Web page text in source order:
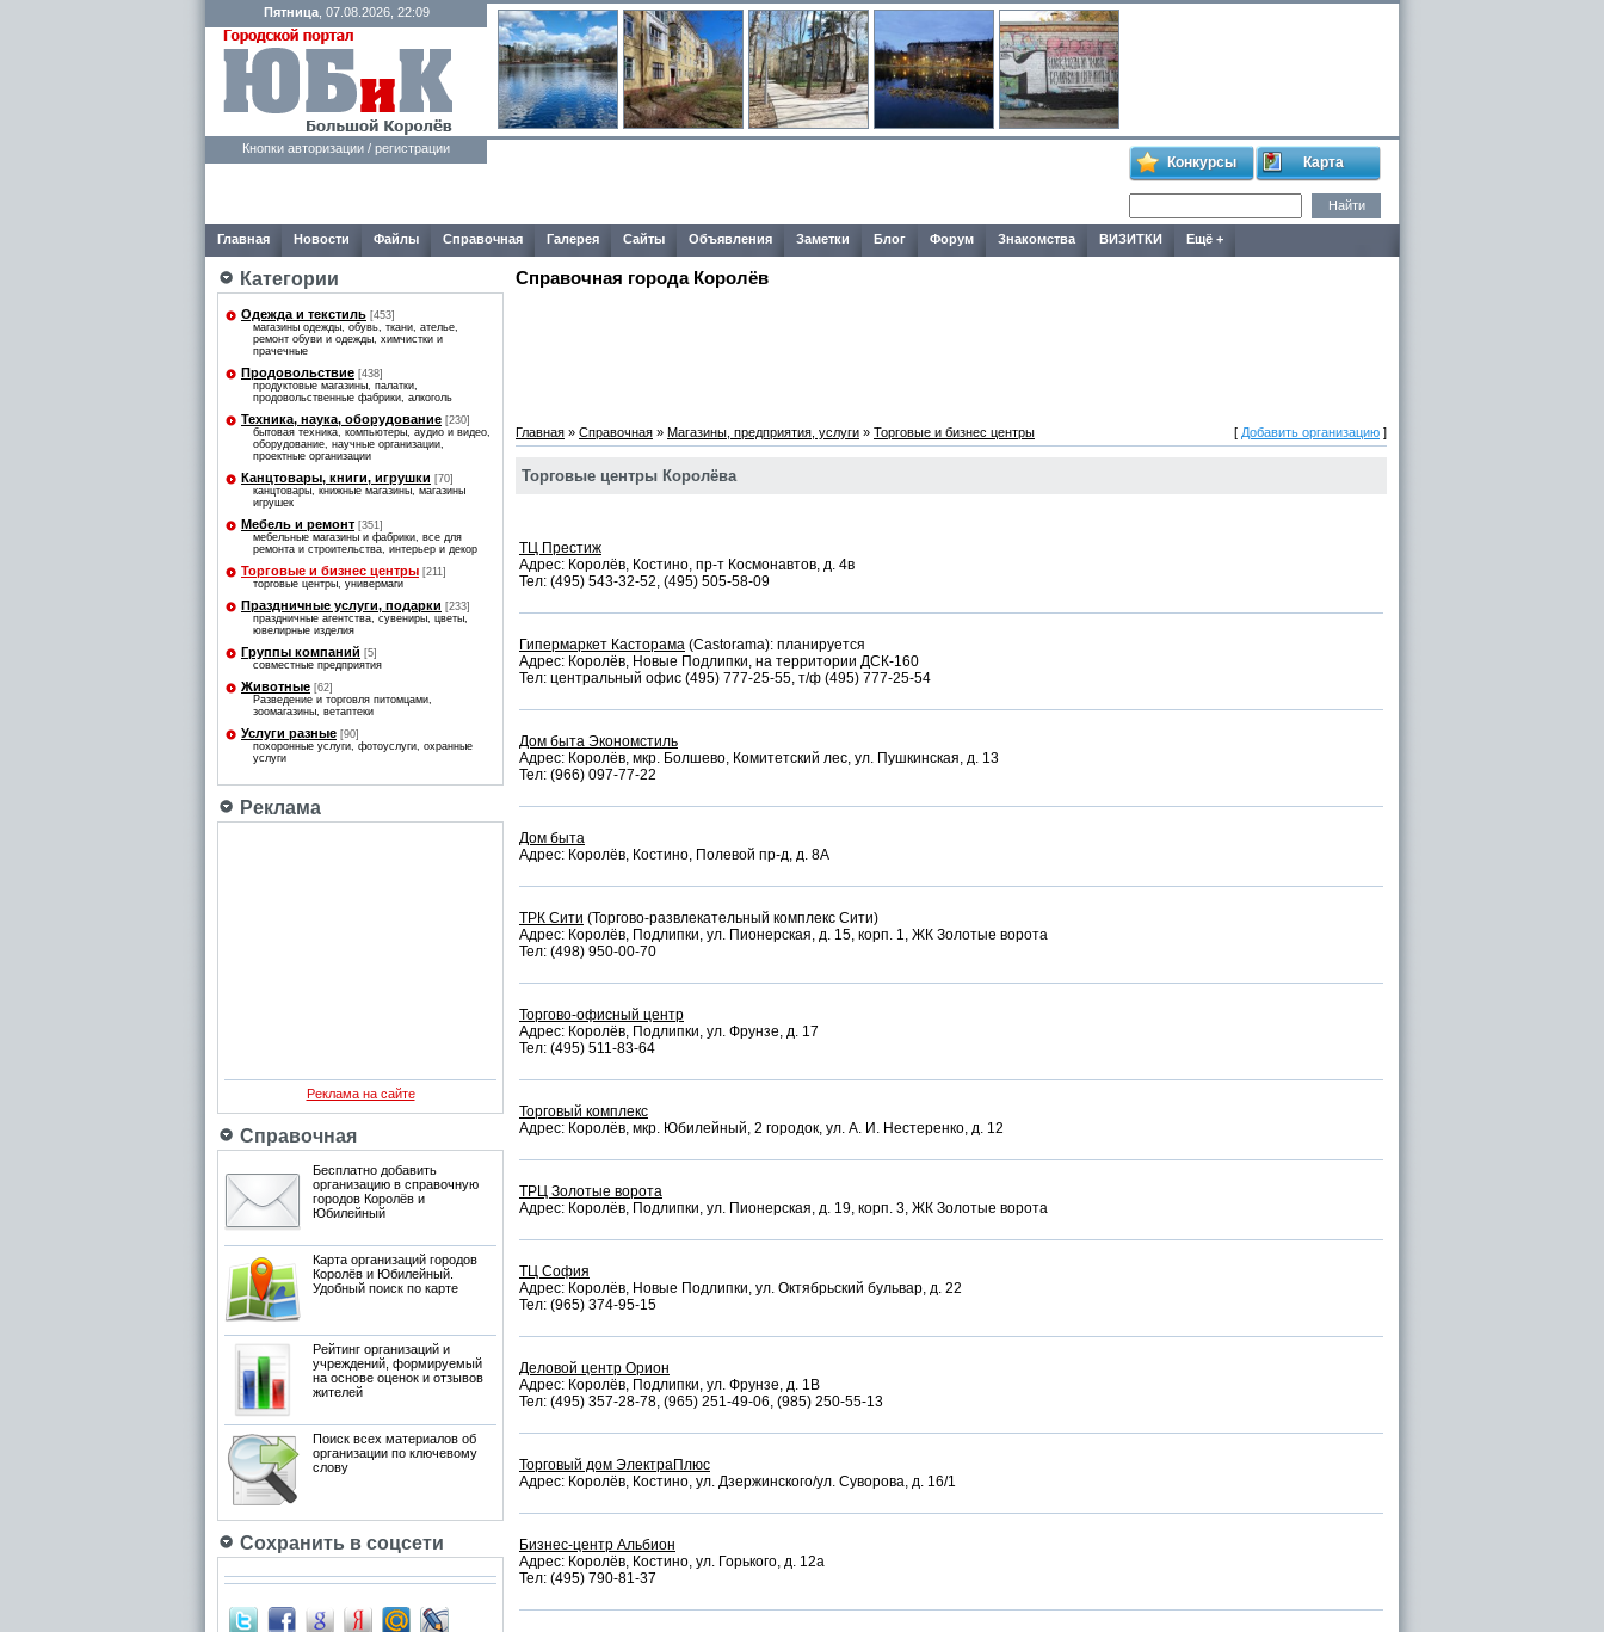
Пятница, 07.08.2026, 22:09
Кнопки авторизации / регистрации
Конкурсы Карта
Главная Новости Файлы Справочная Галерея Сайты Объявления Заметки Блог Форум Знакомства ВИЗИТКИ Ещё +
Категории
Одежда и текстиль [453]
магазины одежды, обувь, ткани, ателье,
ремонт обуви и одежды, химчистки и
прачечные
Продовольствие [438]
продуктовые магазины, палатки,
продовольственные фабрики, алкоголь
Техника, наука, оборудование [230]
бытовая техника, компьютеры, аудио и видео,
оборудование, научные организации,
проектные организации
Канцтовары, книги, игрушки [70]
канцтовары, книжные магазины, магазины
игрушек
Мебель и ремонт [351]
мебельные магазины и фабрики, все для
ремонта и строительства, интерьер и декор
Торговые и бизнес центры [211]
торговые центры, универмаги
Праздничные услуги, подарки [233]
праздничные агентства, сувениры, цветы,
ювелирные изделия
Группы компаний [5]
совместные предприятия
Животные [62]
Разведение и торговля питомцами,
зоомагазины, ветаптеки
Услуги разные [90]
похоронные услуги, фотоуслуги, охранные
услуги
Реклама
Реклама на сайте
Справочная
Бесплатно добавить
организацию в справочную
городов Королёв и
Юбилейный
Карта организаций городов
Королёв и Юбилейный.
Удобный поиск по карте
Рейтинг организаций и
учреждений, формируемый
на основе оценок и отзывов
жителей
Поиск всех материалов об
организации по ключевому
слову
Сохранить в соцсети
Справочная города Королёв
Главная » Справочная » Магазины, предприятия, услуги » Торговые и бизнес центры [ Добавить организацию ]
Торговые центры Королёва
ТЦ Престиж
Адрес: Королёв, Костино, пр-т Космонавтов, д. 4в
Тел: (495) 543-32-52, (495) 505-58-09
Гипермаркет Касторама (Castorama): планируется
Адрес: Королёв, Новые Подлипки, на территории ДСК-160
Тел: центральный офис (495) 777-25-55, т/ф (495) 777-25-54
Дом быта Экономстиль
Адрес: Королёв, мкр. Болшево, Комитетский лес, ул. Пушкинская, д. 13
Тел: (966) 097-77-22
Дом быта
Адрес: Королёв, Костино, Полевой пр-д, д. 8А
ТРК Сити (Торгово-развлекательный комплекс Сити)
Адрес: Королёв, Подлипки, ул. Пионерская, д. 15, корп. 1, ЖК Золотые ворота
Тел: (498) 950-00-70
Торгово-офисный центр
Адрес: Королёв, Подлипки, ул. Фрунзе, д. 17
Тел: (495) 511-83-64
Торговый комплекс
Адрес: Королёв, мкр. Юбилейный, 2 городок, ул. А. И. Нестеренко, д. 12
ТРЦ Золотые ворота
Адрес: Королёв, Подлипки, ул. Пионерская, д. 19, корп. 3, ЖК Золотые ворота
ТЦ София
Адрес: Королёв, Новые Подлипки, ул. Октябрьский бульвар, д. 22
Тел: (965) 374-95-15
Деловой центр Орион
Адрес: Королёв, Подлипки, ул. Фрунзе, д. 1В
Тел: (495) 357-28-78, (965) 251-49-06, (985) 250-55-13
Торговый дом ЭлектраПлюс
Адрес: Королёв, Костино, ул. Дзержинского/ул. Суворова, д. 16/1
Бизнес-центр Альбион
Адрес: Королёв, Костино, ул. Горького, д. 12а
Тел: (495) 790-81-37